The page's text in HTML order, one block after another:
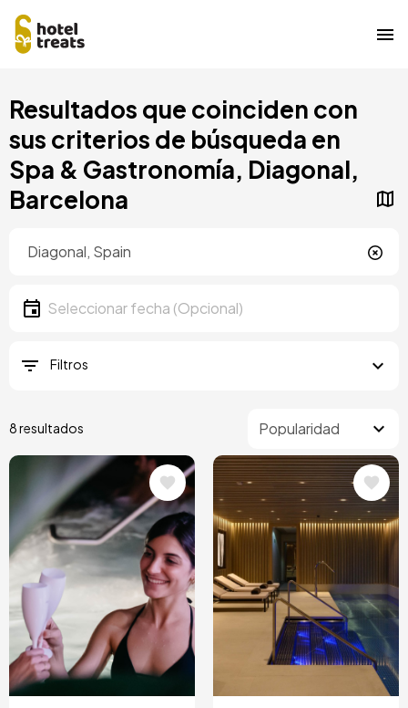
principal
Resultados que coinciden con
sus criterios de búsqueda en
Spa & Gastronomía, Diagonal,
Barcelona
Fecha
Seleccionar fecha
Filtros
8 resultados
Image Image